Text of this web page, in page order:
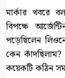
মার্কার খবরে
বিপক্ষে
পড়েছিলেন
কেন
কয়েকটি কঠিন